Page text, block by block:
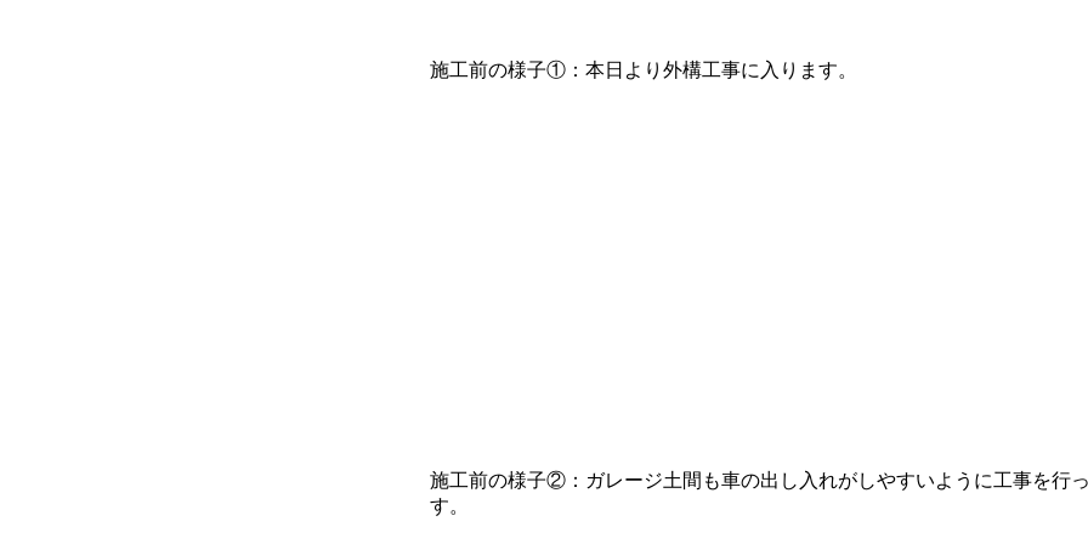
施工前の様子①：本日より外構工事に入ります。
施工前の様子②：ガレージ土間も車の出し入れがしやすいように工事を行
す。